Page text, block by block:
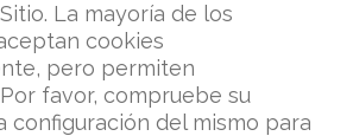
La mayoría de los
cookies
pero permiten
favor, compruebe su
configuración del mismo para